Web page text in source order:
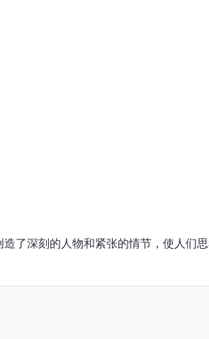
深刻的人物和紧张的情节，使人们思